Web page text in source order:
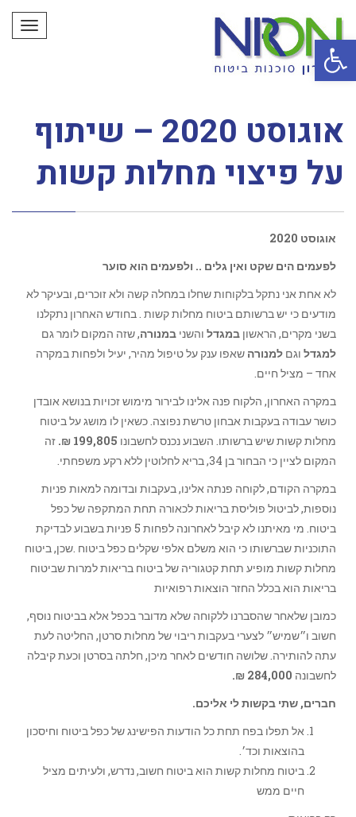
פתח סרגל נגישות
אוגוסט 2020 – שיתוף
על פיצוי מחלות קשות
אוגוסט 2020
לפעמים הים שקט ואין גלים .. ולפעמים הוא סוער
לא אחת אני נתקל בלקוחות שחלו במחלה קשה ולא זוכרים, ובעיקר לא
מודעים כי יש ברשותם ביטוח מחלות קשות . בחודש האחרון נתקלנו
בשני מקרים, הראשון במגדל והשני במנורה, שזה המקום לומר גם
למגדל וגם למנורה שאפו ענק על טיפול מהיר, יעיל ולפחות במקרה
אחד – מציל חיים.
במקרה האחרון, הלקוח פנה אלינו לבירור מימוש זכויות בנושא אובדן
כושר עבודה בעקבות אבחון טרשת נפוצה. כשאין לו מושג על ביטוח
מחלות קשות שיש ברשותו. השבוע נכנס לחשבונו 199,805 ₪.
זה
המקום לציין כי הבחור בן 34, בריא לחלוטין ללא רקע משפחתי.
במקרה הקודם, לקוחה פנתה אלינו, בעקבות ובדומה למאות פניות
נוספות, לביטול פוליסת בריאות לכאורה תחת המתקפה של כפל
ביטוח. מי מאיתנו לא קיבל לאחרונה לפחות 5 פניות בשבוע לבדיקת
התוכניות שברשותו כי הוא משלם אלפי שקלים כפל ביטוח .שכן, ביטוח
מחלות קשות מופיע תחת קטגוריה של ביטוח בריאות למרות שביטוח
בריאות הוא בכלל החזר הוצאות רפואיות
כמובן שלאחר שהסברנו ללקוחה שלא מדובר בכפל אלא בביטוח נוסף,
חשוב ו״שמיש״ לצערי בעקבות ריבוי של מחלות סרטן, החליטה לעת
עתה להותירה. שלושה חודשים לאחר מיכן, חלתה בסרטן וכעת קיבלה
לחשבונה 284,000 ₪
.
חברים, שתי בקשות לי אליכם.
אל תפלו בפח תחת כל הודעות הפישינג של כפל ביטוח וחיסכון
בהוצאות וכד׳.
ביטוח מחלות קשות הוא ביטוח חשוב, נדרש, ולעיתים מציל
חיים ממש